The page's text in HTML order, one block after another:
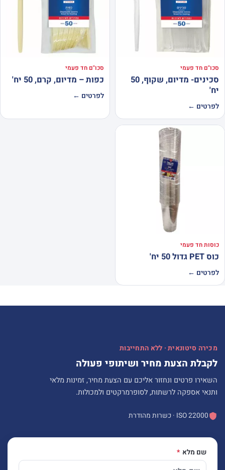
סכו"ם חד פעמי
סכינים- מדיום, שקוף, 50
יח'
לפרטים ←
סכו"ם חד פעמי
כפות – מדיום, קרם, 50 יח'
לפרטים ←
כוסות חד פעמי
כוס PET גדול 50 יח'
לפרטים ←
מכירה סיטונאית · ללא התחייבות
לקבלת הצעת מחיר ושיתופי פעולה
השאירו פרטים ונחזור אליכם עם הצעת מחיר, זמינות מלאי
ותנאי אספקה לרשתות, לסופרמרקטים ולמכולות.
ISO 22000 · כשרות מהודרת
שם מלא